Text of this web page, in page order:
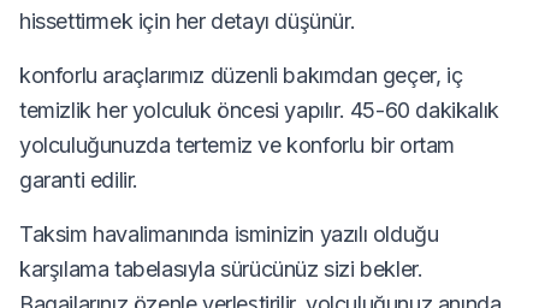
hissettirmek için her detayı düşünür.
konforlu araçlarımız düzenli bakımdan geçer, iç
temizlik her yolculuk öncesi yapılır. 45-60 dakikalık
yolculuğunuzda tertemiz ve konforlu bir ortam
garanti edilir.
Taksim havalimanında isminizin yazılı olduğu
karşılama tabelasıyla sürücünüz sizi bekler.